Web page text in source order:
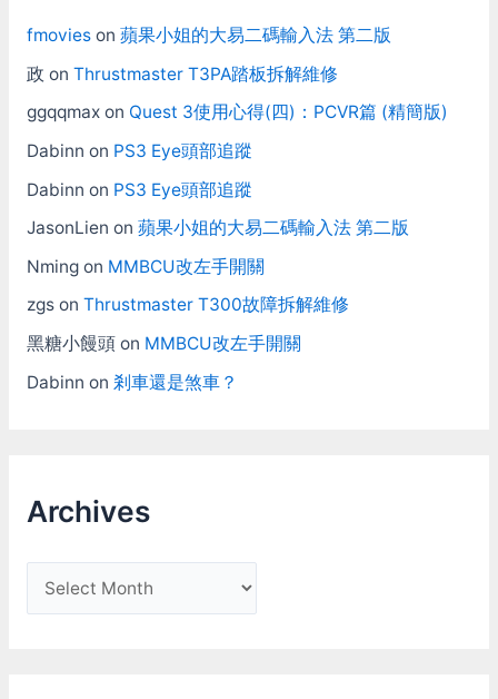
fmovieson 蘋果小姐的大易二碼輸入法 第二版
政 on Thrustmaster T3PA踏板拆解維修
ggqqmaxon Quest 3使用心得(四)：PCVR篇 (精簡版)
Dabinn on PS3 Eye頭部追蹤
Dabinn on PS3 Eye頭部追蹤
JasonLien on 蘋果小姐的大易二碼輸入法 第二版
Nmingon MMBCU改左手開關
zgson Thrustmaster T300故障拆解維修
黑糖小饅頭on MMBCU改左手開關
Dabinn on 剎車還是煞車？
Archives
r